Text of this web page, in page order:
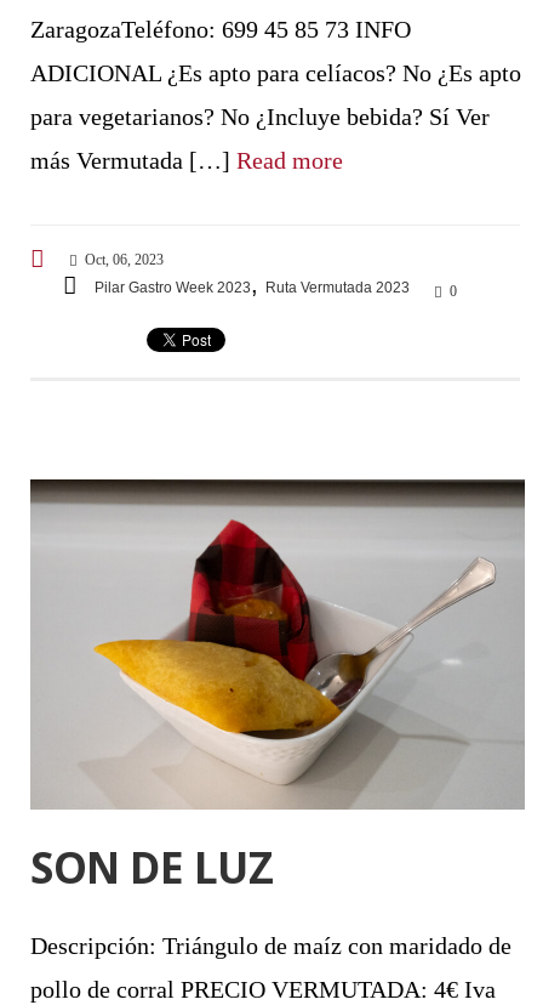
ZaragozaTeléfono: 699 45 85 73 INFO
ADICIONAL ¿Es apto para celíacos? No ¿Es apto
para vegetarianos? No ¿Incluye bebida? Sí Ver
más Vermutada […] Read more
Oct, 06, 2023
Pilar Gastro Week 2023, Ruta Vermutada 2023 0
SON DE LUZ
Descripción: Triángulo de maíz con maridado de
pollo de corral PRECIO VERMUTADA: 4€ Iva